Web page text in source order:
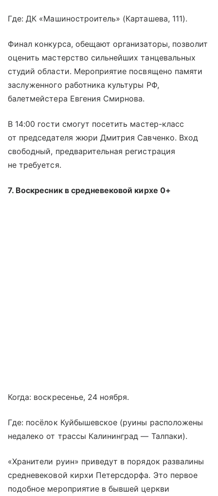
Где: ДК «Машиностроитель» (Карташева, 111).
Финал конкурса, обещают организаторы, позволит
оценить мастерство сильнейших танцевальных
студий области. Мероприятие посвящено памяти
заслуженного работника культуры РФ,
балетмейстера Евгения Смирнова.
В 14:00 гости смогут посетить мастер-класс
от председателя жюри Дмитрия Савченко. Вход
свободный, предварительная регистрация
не требуется.
7. Воскресник в средневековой кирхе 0+
Когда: воскресенье, 24 ноября.
Где: посёлок Куйбышевское (руины расположены
недалеко от трассы Калининград — Талпаки).
«Хранители руин» приведут в порядок развалины
средневековой кирхи Петерсдорфа. Это первое
подобное мероприятие в бывшей церкви